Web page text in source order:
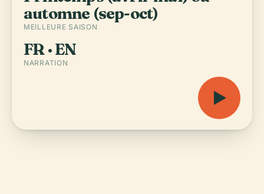
automne (sep-oct)
MEILLEURE SAISON
FR · EN
NARRATION